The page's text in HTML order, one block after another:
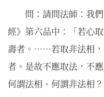
問：請問法師：我
經》第六品中：「若心
壽者。⋯⋯若取非法相，
者。是故不應取法，不
何謂法相、何謂非法相